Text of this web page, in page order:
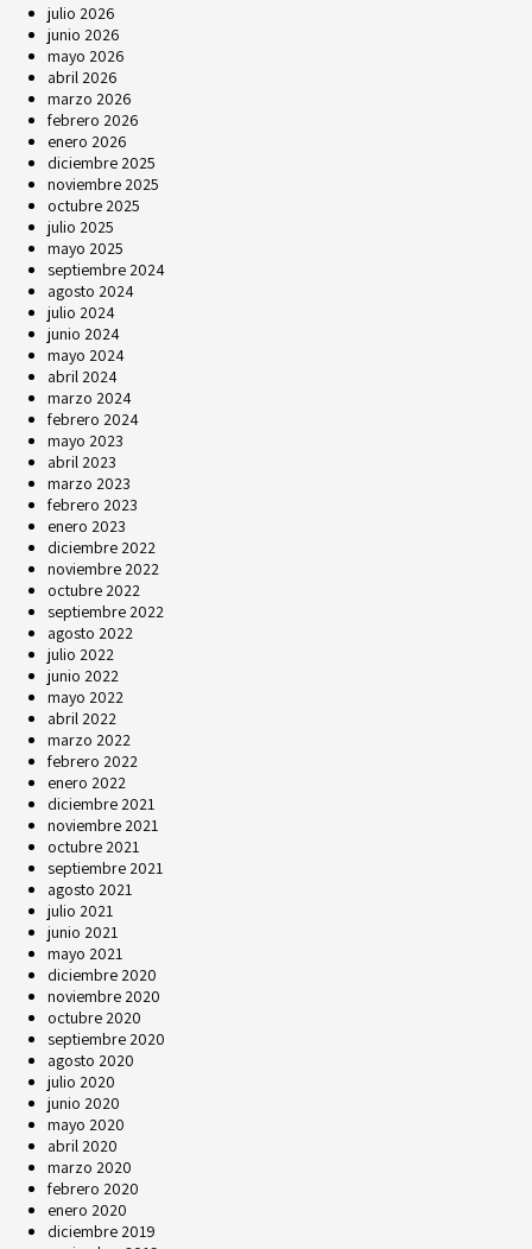
julio 2026
junio 2026
mayo 2026
abril 2026
marzo 2026
febrero 2026
enero 2026
diciembre 2025
noviembre 2025
octubre 2025
julio 2025
mayo 2025
septiembre 2024
agosto 2024
julio 2024
junio 2024
mayo 2024
abril 2024
marzo 2024
febrero 2024
mayo 2023
abril 2023
marzo 2023
febrero 2023
enero 2023
diciembre 2022
noviembre 2022
octubre 2022
septiembre 2022
agosto 2022
julio 2022
junio 2022
mayo 2022
abril 2022
marzo 2022
febrero 2022
enero 2022
diciembre 2021
noviembre 2021
octubre 2021
septiembre 2021
agosto 2021
julio 2021
junio 2021
mayo 2021
diciembre 2020
noviembre 2020
octubre 2020
septiembre 2020
agosto 2020
julio 2020
junio 2020
mayo 2020
abril 2020
marzo 2020
febrero 2020
enero 2020
diciembre 2019